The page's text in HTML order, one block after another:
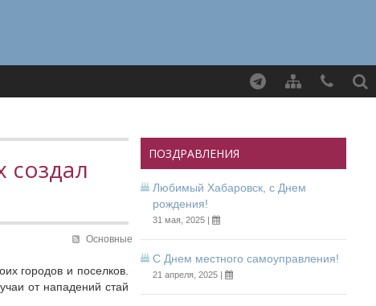
создал
Основные
городов и поселков.
от нападений стай
ПОЗДРАВЛЕНИЯ
Любимый Хабаровск, с Днем
рождения!
31 мая, 2025 |
С Днем местного самоуправления!
21 апреля, 2025 |